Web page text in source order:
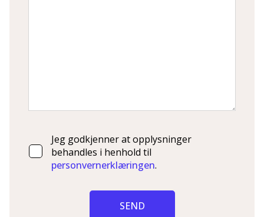
Jeg godkjenner at opplysninger
behandles i henhold til
personvernerklæringen.
SEND